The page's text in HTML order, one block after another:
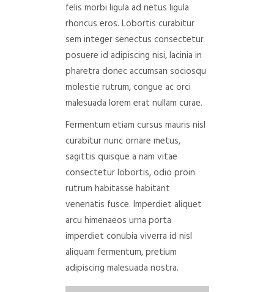
felis morbi ligula ad netus ligula
rhoncus eros. Lobortis curabitur
sem integer senectus consectetur
posuere id adipiscing nisi, lacinia in
pharetra donec accumsan sociosqu
molestie rutrum, congue ac orci
malesuada lorem erat nullam curae.
Fermentum etiam cursus mauris nisl
curabitur nunc ornare metus,
sagittis quisque a nam vitae
consectetur lobortis, odio proin
rutrum habitasse habitant
venenatis fusce. Imperdiet aliquet
arcu himenaeos urna porta
imperdiet conubia viverra id nisl
aliquam fermentum, pretium
adipiscing malesuada nostra.